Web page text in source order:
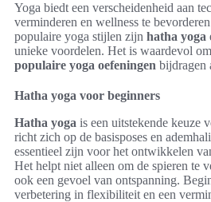
Yoga biedt een verscheidenheid aan
verminderen en wellness te
populaire yoga stijlen zijn hatha yoga
unieke voordelen. Het is waardevol
populaire yoga oefeningen bijdragen
Hatha yoga voor beginners
Hatha yoga is een uitstekende keuze
richt zich op de basisposes en
essentieel zijn voor het ontwikkelen
Het helpt niet alleen om de spieren te
ook een gevoel van ontspanning.
verbetering in flexibiliteit en een